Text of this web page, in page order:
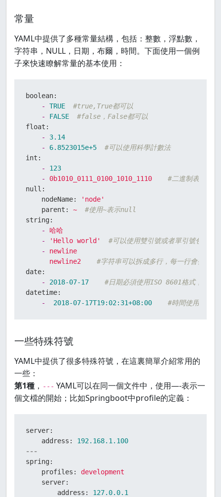
常量
YAML中提供了多種常量結構，包括：整數，浮點數，
字符串，NULL，日期，布爾，時間。下面使用一個例
子來快速瞭解常量的基本使用：
boolean:
-
TRUE
#true,True都可以
-
FALSE
#false，False都可以
float:
-
3.14
-
6.8523015e+5
#可以使用科學計數法
int:
-
123
-
0b1010_0111_0100_1010_1110
#二進制表示
null:
nodeName:
'node'
parent:
~
#使用~表示null
string:
-
哈哈
-
'Hello world'
#可以使用雙引號或者單引號包裹特
-
newline
newline2
#字符串可以拆成多行，每一行會被轉化
date:
-
2018-07-17
#日期必須使用ISO 8601格式，即
datetime:
-
2018-07-17T19:02:31+08:00 #時間使用ISO
一些特殊符號
YAML中提供了很多特殊符號，在這裏簡單介紹常用的
一些：
第1種 ， --- YAML可以在同一個文件中，使用—-表示一
個文檔的開始；比如Springboot中profile的定義：
server:
address:
192.168.1 .100
---
spring:
profiles:
development
server:
address:
127.0.0.1